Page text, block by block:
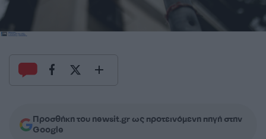
Προσθήκη του newsit.gr ως προτεινόμενη πηγή στην
Google